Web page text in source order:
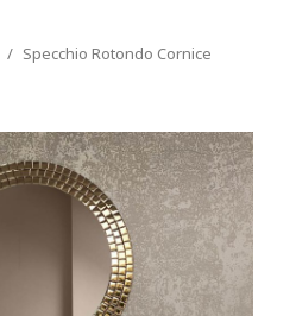
Specchio Rotondo Cornice